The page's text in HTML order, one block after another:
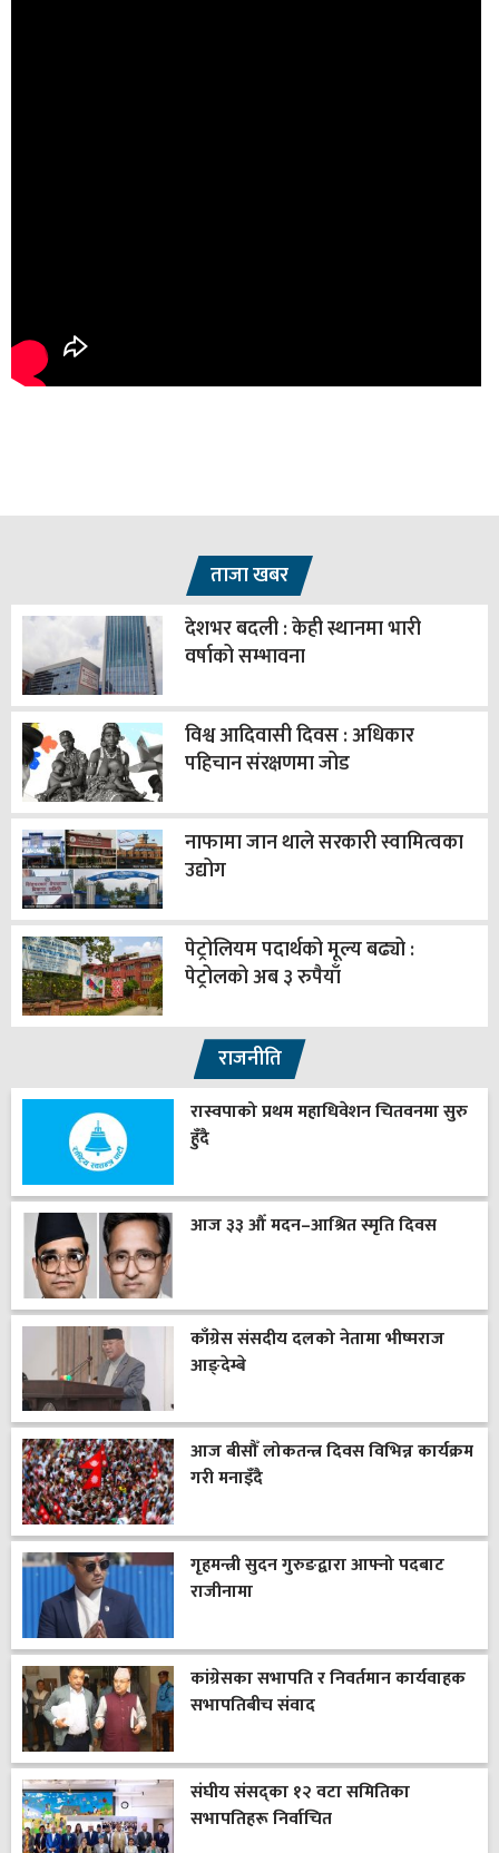
ताजा खबर
देशभर बदली : केही स्थानमा भारी
वर्षाको सम्भावना
विश्व आदिवासी दिवस : अधिकार
पहिचान संरक्षणमा जोड
नाफामा जान थाले सरकारी स्वामित्वका
उद्योग
पेट्रोलियम पदार्थको मूल्य बढ्यो :
पेट्रोलको अब ३ रुपैयाँ
राजनीति
रास्वपाको प्रथम महाधिवेशन चितवनमा सुरु
हुँदै
आज ३३ औँ मदन–आश्रित स्मृति दिवस
काँग्रेस संसदीय दलको नेतामा भीष्मराज
आङ्देम्बे
आज बीसौँ लोकतन्त्र दिवस विभिन्न कार्यक्रम
गरी मनाइँदै
गृहमन्त्री सुदन गुरुङद्वारा आफ्नो पदबाट
राजीनामा
कांग्रेसका सभापति र निवर्तमान कार्यवाहक
सभापतिबीच संवाद
संघीय संसद्का १२ वटा समितिका
सभापतिहरू निर्वाचित